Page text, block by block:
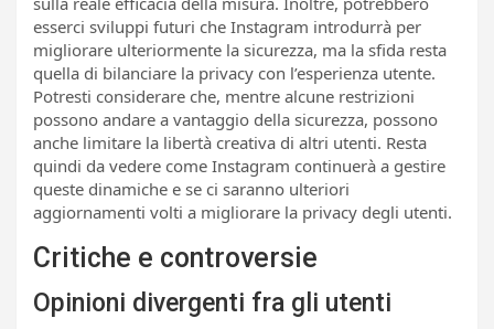
esserci sviluppi futuri che Instagram introdurrà per
migliorare ulteriormente la sicurezza, ma la sfida resta
quella di bilanciare la privacy con l’esperienza utente.
Potresti considerare che, mentre alcune restrizioni
possono andare a vantaggio della sicurezza, possono
anche limitare la libertà creativa di altri utenti. Resta
quindi da vedere come Instagram continuerà a gestire
queste dinamiche e se ci saranno ulteriori
aggiornamenti volti a migliorare la privacy degli utenti.
Critiche e controversie
Opinioni divergenti fra gli utenti